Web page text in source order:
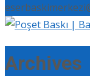
Archives